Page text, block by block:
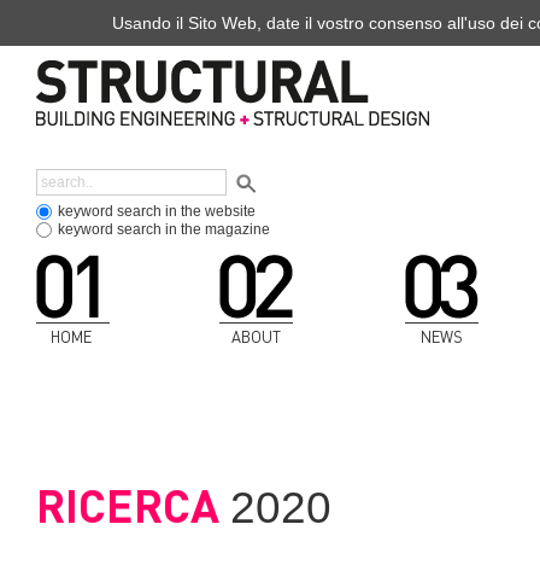
keyword search in the website
keyword search in the magazine
HOME ABOUT NEWS
RICERCA 2020
Usando il Sito Web, date il vostro consenso all'uso